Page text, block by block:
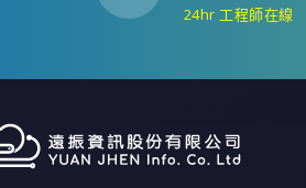
24hr 工程師在線